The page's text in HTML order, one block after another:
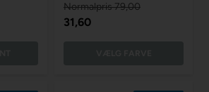
Normalpris 79,00
31,60